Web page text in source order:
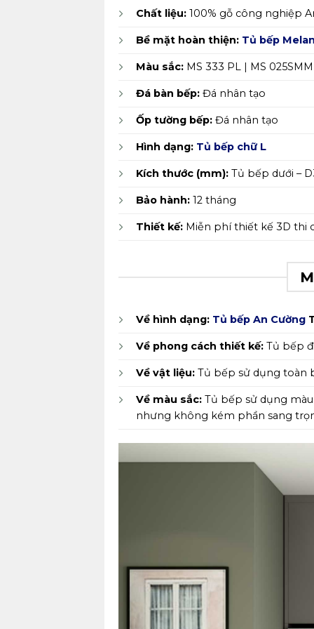
Chất liệu: 100% gỗ công nghiệp
Bề mặt hoàn thiện: Tủ bếp
Màu sắc: MS 333 PL | MS 025SMM
Đá bàn bếp: Đá nhân tạo
Ốp tường bếp: Đá nhân tạo
Hình dạng: Tủ bếp chữ L
Kích thước (mm): Tủ bếp dưới –
Bảo hành: 12 tháng
Thiết kế: Miễn phí thiết kế 3D
Về hình dạng: Tủ bếp An Cường
Về phong cách thiết kế: Tủ bếp
Về vật liệu: Tủ bếp sử dụng toàn
Về màu sắc: Tủ bếp sử dụng
nhưng không kém phần sang